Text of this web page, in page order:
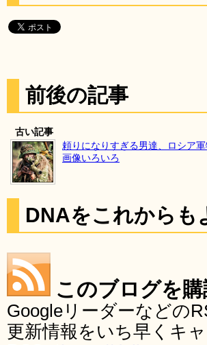
前後の記事
古い記事
頼りになりすぎる男達、ロシア
画像いろいろ
DNAをこれからも
このブログを
Googleリーダーなどの
更新情報をいち早くキ